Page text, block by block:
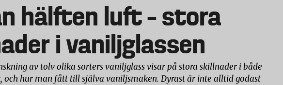
hälften luft – stora
i vaniljglassen
av tolv olika sorters vaniljglass visar på stora skillnader i både
och hur man fått till själva vaniljsmaken. Dyrast är inte alltid godast –